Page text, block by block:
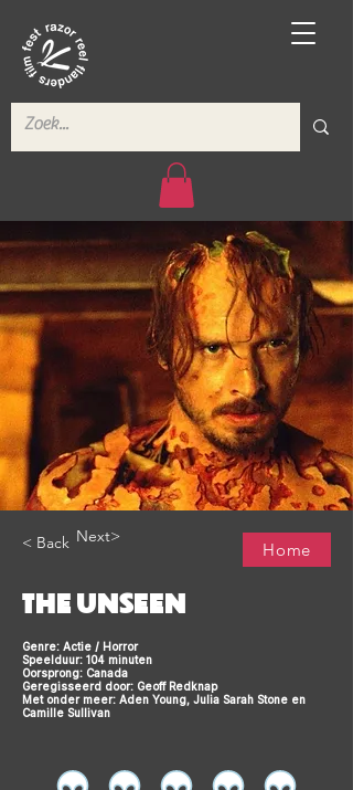
< Back Next>
Home
THE UNSEEN
Genre: Actie / Horror
Speelduur: 104 minuten
Oorsprong: Canada
Geregisseerd door: Geoff Redknap
Met onder meer: Aden Young, Julia Sarah Stone en
Camille Sullivan